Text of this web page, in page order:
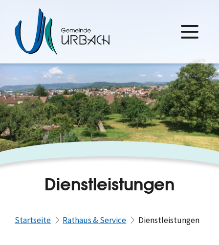
Dienstleistungen
Startseite Rathaus & Service Dienstleistungen